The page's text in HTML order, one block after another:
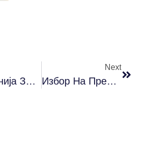
Церемонија За Доделување На Наградата За Најдобар Млад Преведувач „Вавилон“ 2022
Next
Избор На Предмети Во Зимски Семестар За Уч. 2022/2023 Г.